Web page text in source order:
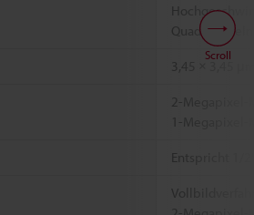
Quadratpixeln
3,45 × 3,45
2-Megapixel-
Entspricht 1/
Scroll